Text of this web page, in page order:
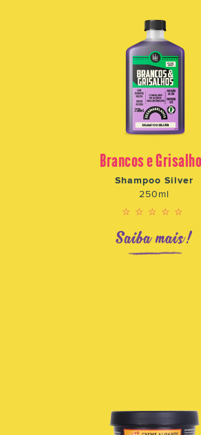
Brancos e
Shampoo Silver
250ml
☆☆☆☆☆
Saiba mais!